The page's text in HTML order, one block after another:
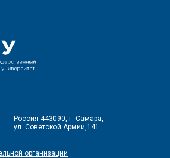
Россия 443090, г. Самара,
ул. Советской Армии,141
организации